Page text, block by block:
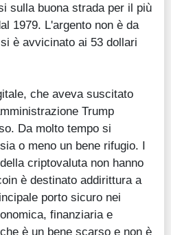
sulla buona strada per il più
1979. L'argento non è da
è avvicinato ai 53 dollari
che aveva suscitato
Trump
Da molto tempo si
o meno un bene rifugio. I
criptovaluta non hanno
è destinato addirittura a
porto sicuro nei
finanziaria e
è un bene scarso e non è